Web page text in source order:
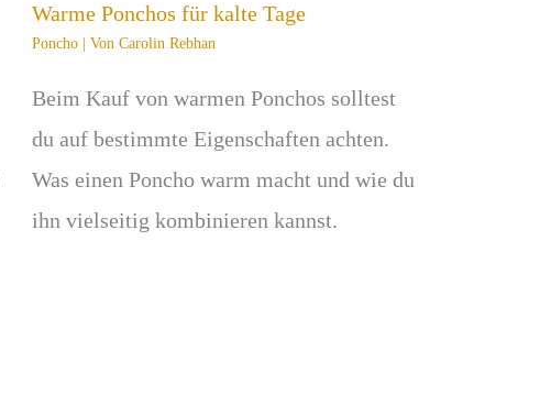
Warme Ponchos für kalte Tage
Poncho | Von Carolin Rebhan
Beim Kauf von warmen Ponchos solltest
du auf bestimmte Eigenschaften achten.
Was einen Poncho warm macht und wie du
ihn vielseitig kombinieren kannst.